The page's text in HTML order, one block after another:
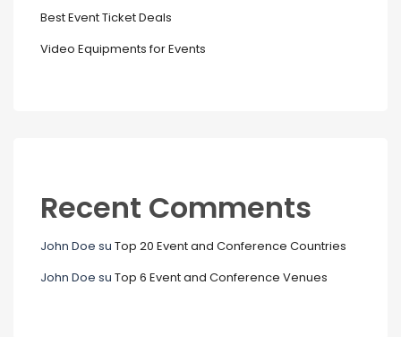
Best Event Ticket Deals
Video Equipments for Events
Recent Comments
John Doe su Top 20 Event and Conference Countries
John Doe su Top 6 Event and Conference Venues